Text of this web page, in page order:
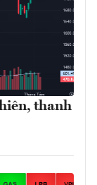
thanh